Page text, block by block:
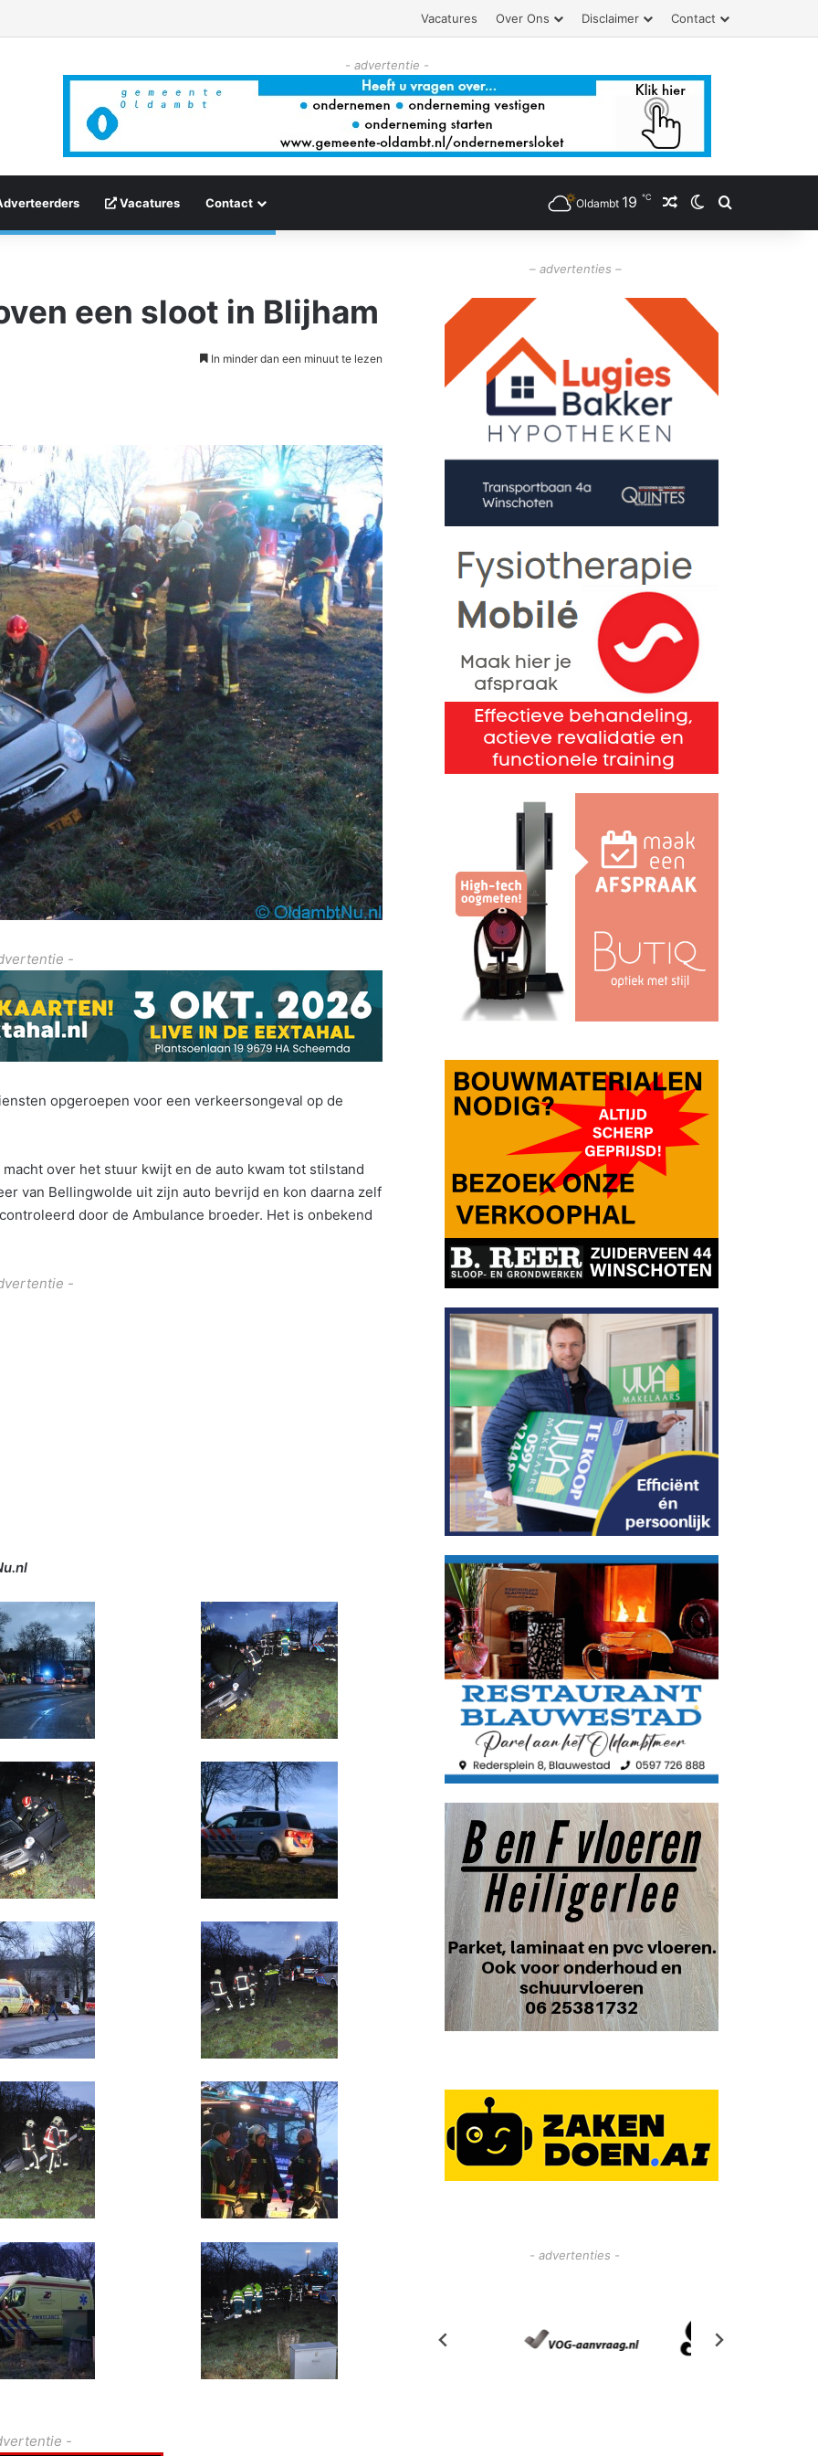
Vacatures Over Ons Disclaimer Contact
- advertentie -
Vacatures Contact Oldambt 19 ℃ Willekeurig artikel
Switch skin
Zoeken
een sloot in Blijham
In minder dan een minuut te lezen
-
opgeroepen voor een verkeersongeval op de
over het stuur kwijt en de auto kwam tot stilstand
van Bellingwolde uit zijn auto bevrijd en kon daarna zelf
door de Ambulance broeder. Het is onbekend
-
-
– advertenties –
- advertenties -